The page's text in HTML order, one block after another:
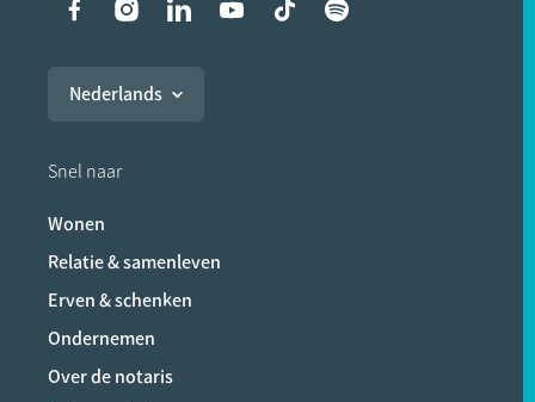
Liens vers les réseaux
Nederlands
Snel naar
Wonen
Relatie & samenleven
Erven & schenken
Ondernemen
Over de notaris